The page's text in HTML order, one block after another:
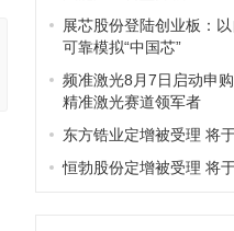
展芯股份登陆创业板：
可靠模拟“中国芯”
频准激光8月7日启动申
精准激光赛道领军者
东方锆业定增被受理 将
恒勃股份定增被受理 将